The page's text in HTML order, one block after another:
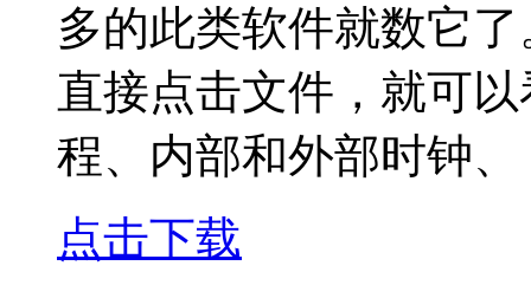
多的此类软件就数它
直接点击文件，就可
程、内部和外部时钟、
点击下载